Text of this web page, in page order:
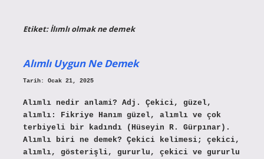
Etiket:İlımlı olmak ne demek
Alımlı Uygun Ne Demek
Tarih: Ocak 21, 2025
Alımlı nedir anlami? Adj. Çekici, güzel,
alımlı: Fikriye Hanım güzel, alımlı ve çok
terbiyeli bir kadındı (Hüseyin R. Gürpınar).
Alımlı biri ne demek? Çekici kelimesi; çekici,
alımlı, gösterişli, gururlu, çekici ve gururlu